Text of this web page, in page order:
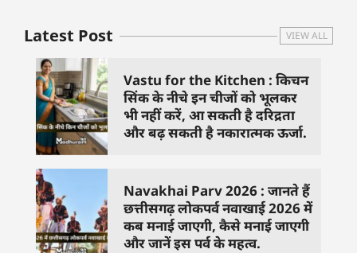
Latest Post VIEW ALL
Vastu for the Kitchen : किचन
सिंक के नीचे इन चीजों को भूलकर
भी नहीं करें, आ सकती है दरिद्रता
और बढ़ सकती है नकारात्मक ऊर्जा.
Navakhai Parv 2026 : जानते हैं
छत्तीसगढ़ लोकपर्व नवाखाई 2026 में
कब मनाई जाएगी, कैसे मनाई जाएगी
और जानें इस पर्व के महत्व.